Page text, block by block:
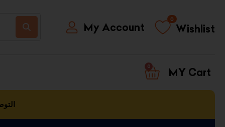
My Account Wishlist
0
0
CART